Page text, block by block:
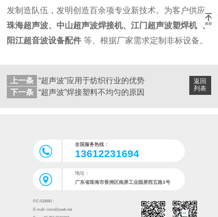
发制造队伍，发明创造百余项专业新技术。为客户供应
珠海超声波、中山超声波焊接机、江门超声波塑焊机 、
阳江超音波设备配件 等、根据厂家需求定制非标设备。
返回
列表
上一条 “超声波”应用于纺织行业的优势
下一条 “超声波”焊接塑料不均匀的原因
全国服务热线：
13612231694
地址：
广东省珠海市香洲区南屏工业园屏西五路3号
P.C:519060：
E-mail: rinco@yeah.net